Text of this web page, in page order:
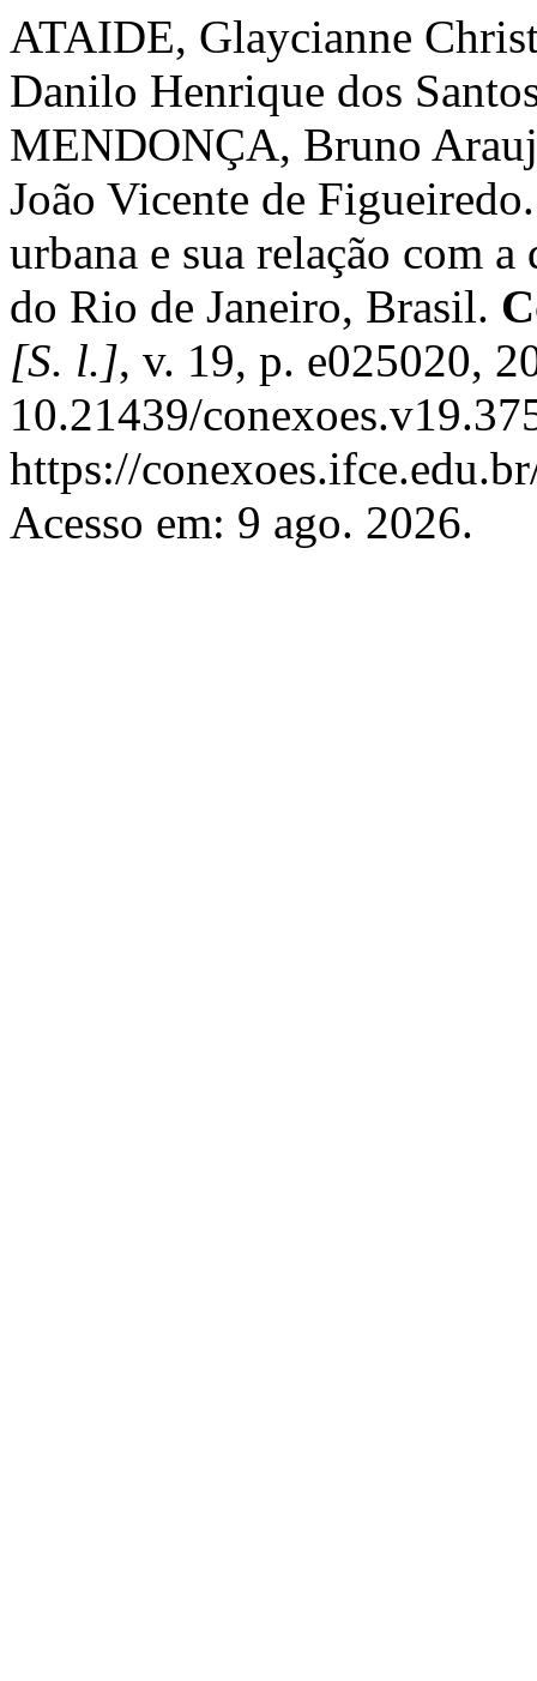
ATAIDE, Glaycianne
Danilo Henrique dos
MENDONÇA, Bruno
João Vicente de
urbana e sua relação com
do Rio de Janeiro, Brasil.
[S. l.], v. 19, p. e025020,
10.21439/
https://
Acesso em: 9 ago. 2026.